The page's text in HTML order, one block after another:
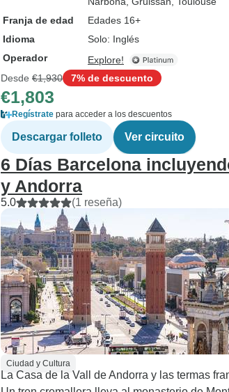
Franja de edad
Edades 16+
Idioma
Solo: Inglés
Operador
Explore!
Desde €1,930 7% de descuento
€1,803
Regístrate para acceder a los descuentos
Descargar folleto Ver circuito
6 Días Barcelona
y Andorra
5.0 (1 reseña)
Ciudad y Cultura
La Casa de la Vall de Andorra y las termas